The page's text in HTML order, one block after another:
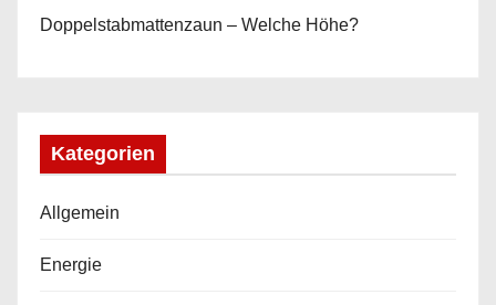
Doppelstabmattenzaun – Welche Höhe?
Kategorien
Allgemein
Energie